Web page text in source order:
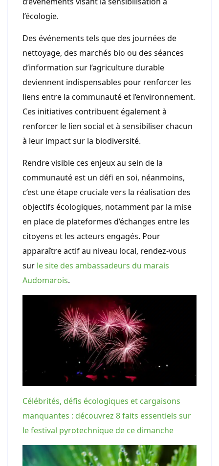
l’écologie.
Des événements tels que des journées de
nettoyage, des marchés bio ou des séances
d’information sur l’agriculture durable
deviennent indispensables pour renforcer les
liens entre la communauté et l’environnement.
Ces initiatives contribuent également à
renforcer le lien social et à sensibiliser chacun
à leur impact sur la biodiversité.
Rendre visible ces enjeux au sein de la
communauté est un défi en soi, néanmoins,
c’est une étape cruciale vers la réalisation des
objectifs écologiques, notamment par la mise
en place de plateformes d’échanges entre les
citoyens et les acteurs engagés. Pour
apparaître actif au niveau local, rendez-vous
sur le site des ambassadeurs du marais
Audomarois.
Célébrités, défis écologiques et cargaisons
manquantes : découvrez 8 faits essentiels sur
le festival pyrotechnique de ce dimanche